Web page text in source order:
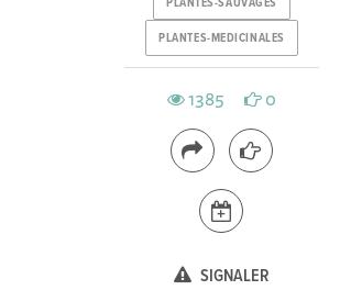
PLANTES-SAUVAGES
PLANTES-MEDICINALES
1385 0
SIGNALER